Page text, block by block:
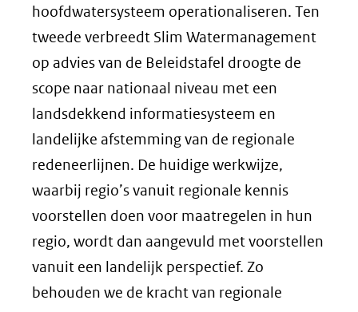
hoofdwatersysteem operationaliseren. Ten
tweede verbreedt Slim Watermanagement
op advies van de Beleidstafel droogte de
scope naar nationaal niveau met een
landsdekkend informatiesysteem en
landelijke afstemming van de regionale
redeneerlijnen. De huidige werkwijze,
waarbij regio’s vanuit regionale kennis
voorstellen doen voor maatregelen in hun
regio, wordt dan aangevuld met voorstellen
vanuit een landelijk perspectief. Zo
behouden we de kracht van regionale